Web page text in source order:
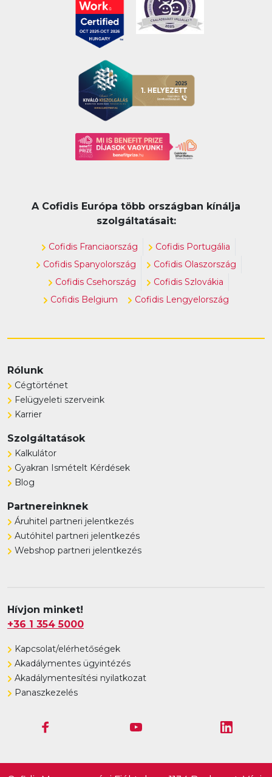
A Cofidis Európa több országban kínálja
szolgáltatásait:
Cofidis Franciaország
Cofidis Portugália
Cofidis Spanyolország
Cofidis Olaszország
Cofidis Csehország
Cofidis Szlovákia
Cofidis Belgium
Cofidis Lengyelország
Rólunk
Cégtörténet
Felügyeleti szerveink
Karrier
Szolgáltatások
Kalkulátor
Gyakran Ismételt Kérdések
Blog
Partnereinknek
Áruhitel partneri jelentkezés
Autóhitel partneri jelentkezés
Webshop partneri jelentkezés
Hívjon minket!
+36 1 354 5000
Kapcsolat/elérhetőségek
Akadálymentes ügyintézés
Akadálymentesítési nyilatkozat
Panaszkezelés